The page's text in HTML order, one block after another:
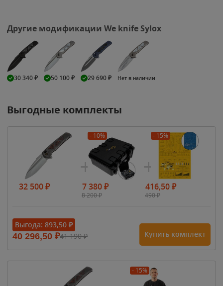
Другие модификации We knife Sylox
30 340₽ 50 100₽ 29 690₽ Нет в наличии
Выгодные комплекты
32 500₽
- 10%
7 380₽
8 200₽
- 15%
416,50₽
490₽
Выгода: 893,50 ₽
40 296,50 ₽41 190₽ Купить комплект
- 15%